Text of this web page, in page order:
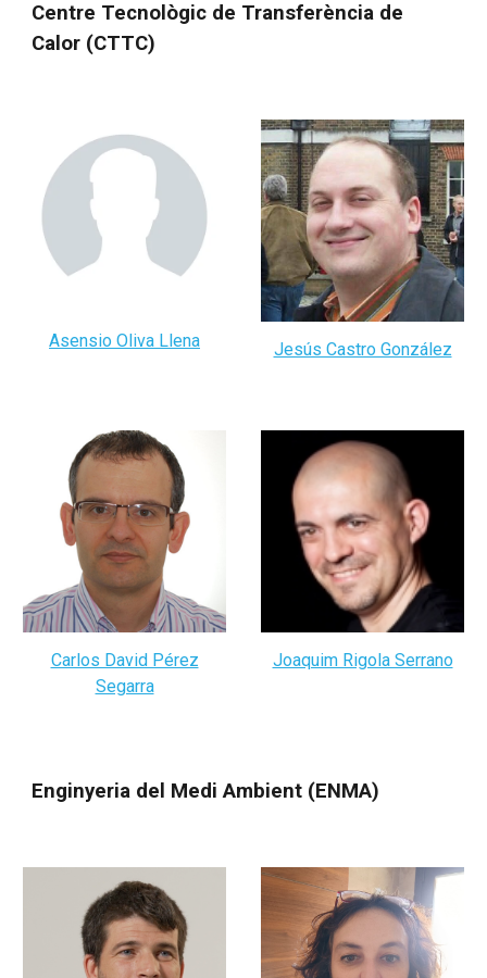
Centre Tecnològic de Transferència de
Calor (CTTC)
Asensio Oliva Llena Jesús Castro González
Carlos David Pérez
Segarra
Joaquim Rigola Serrano
Enginyeria del Medi Ambient (ENMA)